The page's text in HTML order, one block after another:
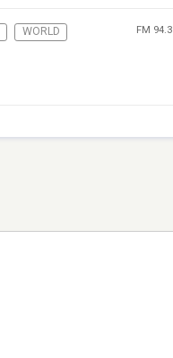
WORLD FM 94.3